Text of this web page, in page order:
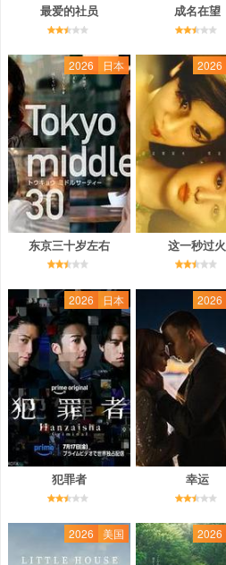
最爱的社员 成名在望
2026 日本
东京三十岁左右
2026
这一秒过火
2026 日本
犯罪者
2026
幸运
2026 美国 2026